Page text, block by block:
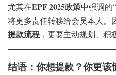
尤其在EPF 2025政策中强调的
将更多责任转移给会员本人。
提款流程 ，更要主动规划、积
结语：你想提款？你更该